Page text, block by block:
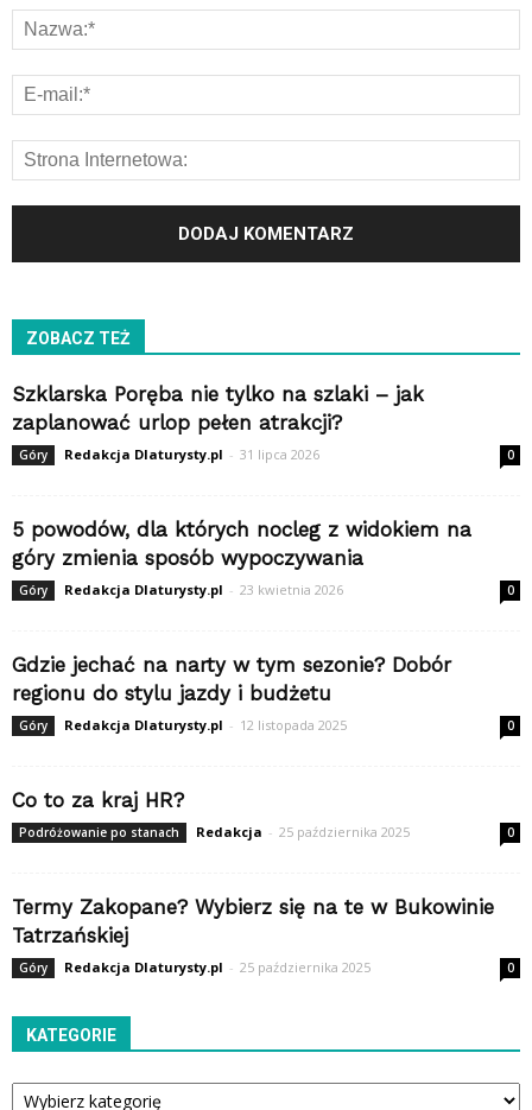
ZOBACZ TEŻ
Szklarska Poręba nie tylko na szlaki – jak
zaplanować urlop pełen atrakcji?
Góry Redakcja Dlaturysty.pl - 31 lipca 2026 0
5 powodów, dla których nocleg z widokiem na
góry zmienia sposób wypoczywania
Góry Redakcja Dlaturysty.pl - 23 kwietnia 2026 0
Gdzie jechać na narty w tym sezonie? Dobór
regionu do stylu jazdy i budżetu
Góry Redakcja Dlaturysty.pl - 12 listopada 2025 0
Co to za kraj HR?
Podróżowanie po stanach Redakcja - 25 października 2025 0
Termy Zakopane? Wybierz się na te w Bukowinie
Tatrzańskiej
Góry Redakcja Dlaturysty.pl - 25 października 2025 0
KATEGORIE
Kategorie